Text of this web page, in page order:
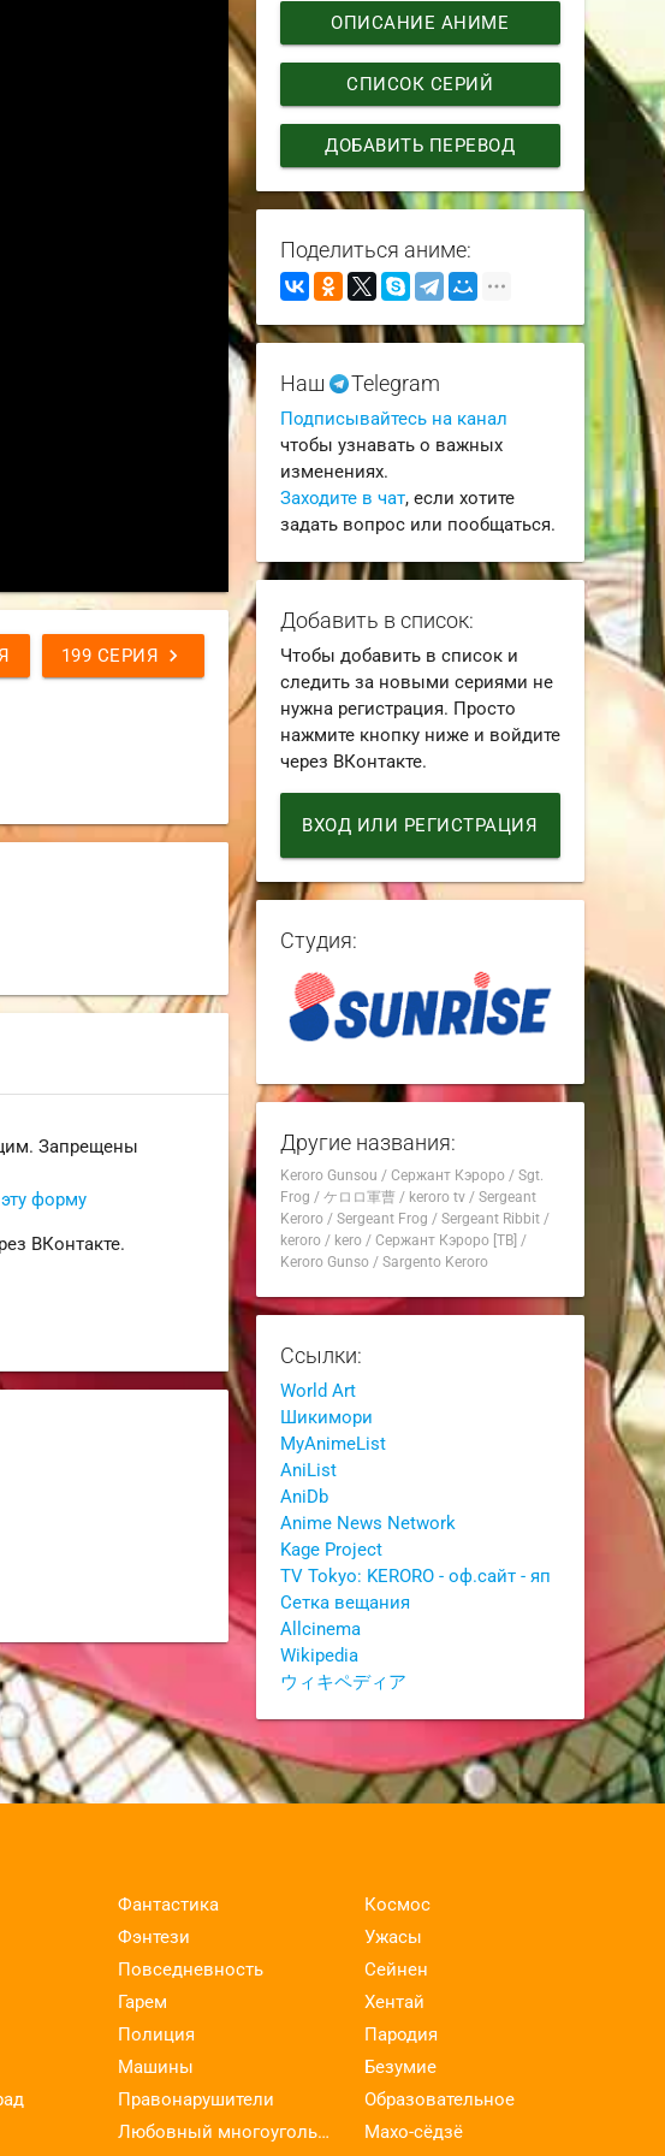
chevron_right
199 СЕРИЯ
Запрещены
форму
ВКонтакте.
ОПИСАНИЕ АНИМЕ
СПИСОК СЕРИЙ
ДОБАВИТЬ ПЕРЕВОД
Поделиться аниме:
Наш Telegram
Подписывайтесь на канал
чтобы узнавать о важных
изменениях.
Заходите в чат, если хотите
задать вопрос или пообщаться.
Добавить в список:
Чтобы добавить в список и
следить за новыми сериями не
нужна регистрация. Просто
нажмите кнопку ниже и войдите
через ВКонтакте.
ВХОД ИЛИ РЕГИСТРАЦИЯ
Студия:
Другие названия:
Keroro Gunsou / Сержант Кэроро/ Sgt.
Frog / ケロロ軍曹/ keroro tv/ Sergeant
Keroro/ Sergeant Frog / Sergeant Ribbit/
keroro/ kero/ Сержант Кэроро [ТВ] /
Keroro Gunso/ Sargento Keroro
Ссылки:
World Art
Шикимори
MyAnimeList
AniList
AniDb
Anime News Network
Kage Project
TV Tokyo: KERORO - оф.сайт - яп
Сетка вещания
Allcinema
Wikipedia
ウィキペディア
Фантастика
Космос
Фэнтези
Ужасы
Повседневность
Сейнен
Гарем
Хентай
Полиция
Пародия
Машины
Безумие
Правонарушители
Образовательное
Любовный многоугольник
Махо-сёдзё